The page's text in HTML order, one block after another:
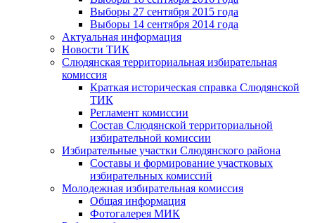
Выборы 27 сентября 2015 года
Выборы 14 сентября 2014 года
Актуальная информация
Новости ТИК
Слюдянская территориальная избирательная
комиссия
Краткая историческая справка Слюдянской
ТИК
Регламент комиссии
Состав Слюдянской территориальной
избирательной комиссии
Избирательные участки Слюдянского района
Составы и формирование участковых
избирательных комиссий
Молодежная избирательная комиссия
Общая информация
Фотогалерея МИК